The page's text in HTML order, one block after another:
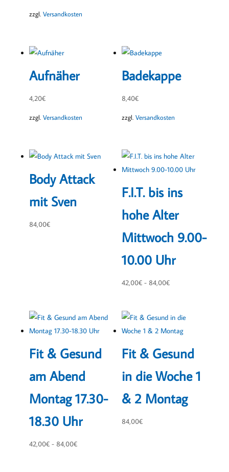
zzgl. Versandkosten
Aufnäher
4,20€
zzgl. Versandkosten
Badekappe
8,40€
zzgl. Versandkosten
Body Attack
mit Sven
84,00€
F.I.T. bis ins
hohe Alter
Mittwoch 9.00-
10.00 Uhr
42,00€- 84,00€
Fit & Gesund
am Abend
Montag 17.30-
18.30 Uhr
42,00€- 84,00€
Fit & Gesund
in die Woche 1
& 2 Montag
84,00€